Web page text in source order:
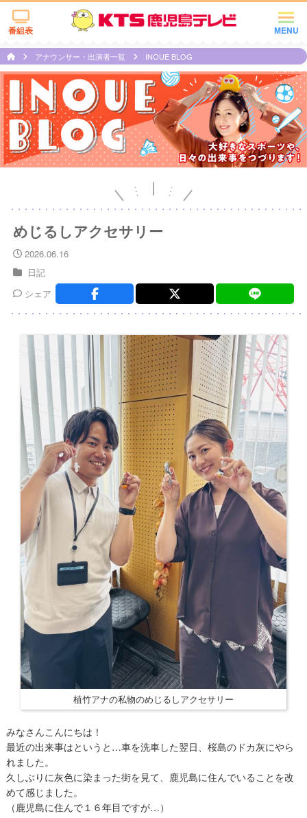
MENU
番組表
アナウンサー・出演者一覧 INOUE BLOG
めじるしアクセサリー
2026.06.16
日記
シェア
植竹アナの私物のめじるしアクセサリー
みなさんこんにちは！
最近の出来事はというと…車を洗車した翌日、桜島のドカ灰にやら
れました。
久しぶりに灰色に染まった街を見て、鹿児島に住んでいることを改
めて感じました。
（鹿児島に住んで１６年目ですが…）